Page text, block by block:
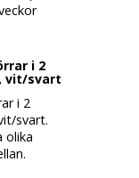
i 2
vit/svart
i 2
svart.
olika